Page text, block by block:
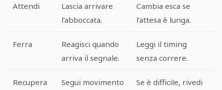
Attendi
Lascia arrivare
l’abboccata.
Cambia esca se
l’attesa è lunga.
Ferra
Reagisci quando
arriva il segnale.
Leggi il timing
senza correre.
Recupera
Segui movimento
Se è difficile, rivedi